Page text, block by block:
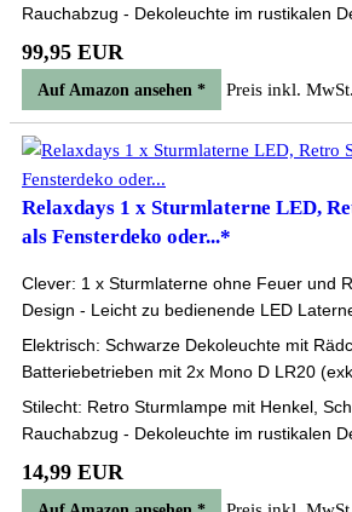
Rauchabzug - Dekoleuchte im rustikalen
99,95 EUR
Auf Amazon ansehen * Preis inkl.
Relaxdays 1 x Sturmlaterne LED,
als Fensterdeko oder...*
Clever: 1 x Sturmlaterne ohne Feuer und
Design - Leicht zu bedienende LED
Elektrisch: Schwarze Dekoleuchte mit
Batteriebetrieben mit 2x Mono D LR20
Stilecht: Retro Sturmlampe mit Henkel,
Rauchabzug - Dekoleuchte im rustikalen
14,99 EUR